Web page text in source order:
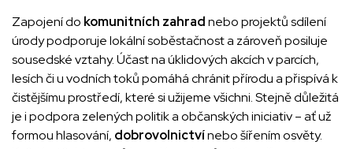
Zapojení do komunitních zahradnebo projektů sdílení
úrody podporuje lokální soběstačnost a zároveň posiluje
sousedské vztahy. Účast na úklidových akcích v parcích,
lesích či u vodních toků pomáhá chránit přírodu a přispívá k
čistějšímu prostředí, které si užijeme všichni. Stejně důležitá
je i podpora zelených politik a občanských iniciativ – ať už
formou hlasování, dobrovolnictvínebo šířením osvěty.